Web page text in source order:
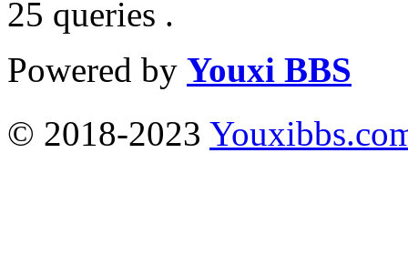
25 queries .
Powered by Youxi BBS
© 2018-2023